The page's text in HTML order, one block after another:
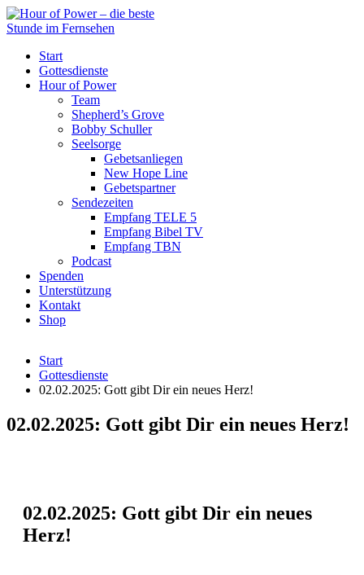
Start
Gottesdienste
Hour of Power
Team
Shepherd’s Grove
Bobby Schuller
Seelsorge
Gebetsanliegen
New Hope Line
Gebetspartner
Sendezeiten
Empfang TELE 5
Empfang Bibel TV
Empfang TBN
Podcast
Spenden
Unterstützung
Kontakt
Shop
Start
Gottesdienste
02.02.2025: Gott gibt Dir ein neues Herz!
02.02.2025: Gott gibt Dir ein neues Herz!
02.02.2025: Gott gibt Dir ein neues
Herz!